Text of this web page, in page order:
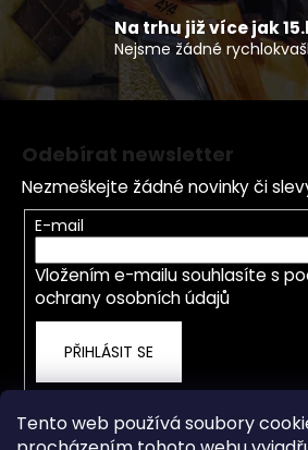
Tento web používá soubory
p
i
u
Na trhu již více jak
Nejsme žádné
Odebírat newsletter
Nezmeškejte žádné novinky či
E-mail
Vložením e-mailu souhlasíte s
ochrany osobních údajů
PŘIHLÁSIT SE